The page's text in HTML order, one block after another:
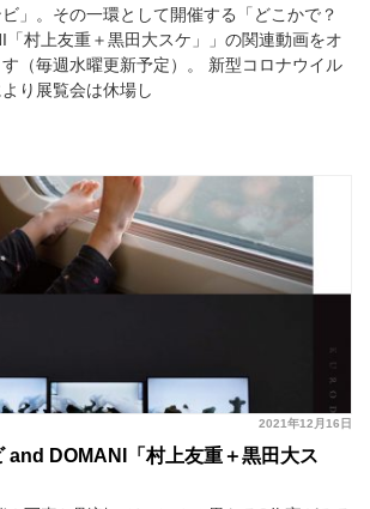
」。その一環として開催する「どこかで？
村上友重＋黒田大スケ」」の関連動画をオ
（毎週水曜更新予定）。 新型コロナウイル
り展覧会は休場し
2021年12月16日
and DOMANI「村上友重＋黒田大ス